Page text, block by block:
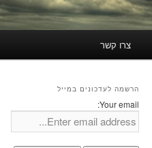
צרו קשר
הרשמה לעדכונים במייל
Your email: